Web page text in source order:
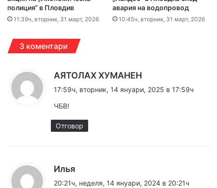
полиция“ в Пловдив
11:39ч, вторник, 31 март, 2026
авария на водопровод
10:45ч, вторник, 31 март, 2026
3 коментари
АЯТОЛАХ ХУМАНЕН
а
17:59ч, вторник, 14 януари, 2025 в 17:59ч
ЧБВ!
Отговор
Илья
20:21ч, неделя, 14 януари, 2024 в 20:21ч